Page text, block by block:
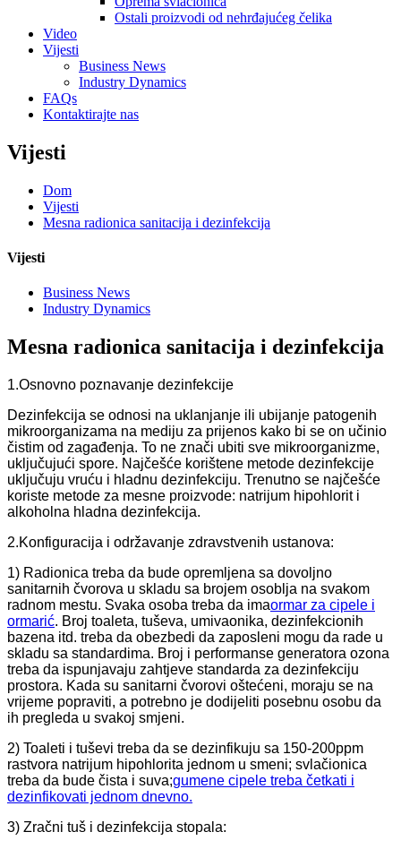
Ostali proizvodi od nehrđajućeg čelika
Video
Vijesti
Business News
Industry Dynamics
FAQs
Kontaktirajte nas
Vijesti
Dom
Vijesti
Mesna radionica sanitacija i dezinfekcija
Vijesti
Business News
Industry Dynamics
Mesna radionica sanitacija i dezinfekcija
1.Osnovno poznavanje dezinfekcije
Dezinfekcija se odnosi na uklanjanje ili ubijanje patogenih
mikroorganizama na mediju za prijenos kako bi se on učinio
čistim od zagađenja. To ne znači ubiti sve mikroorganizme,
uključujući spore. Najčešće korištene metode dezinfekcije
uključuju vruću i hladnu dezinfekciju. Trenutno se najčešće
koriste metode za mesne proizvode: natrijum hipohlorit i
alkoholna hladna dezinfekcija.
2.Konfiguracija i održavanje zdravstvenih ustanova:
1) Radionica treba da bude opremljena sa dovoljno
sanitarnih čvorova u skladu sa brojem osoblja na svakom
radnom mestu. Svaka osoba treba da imaormar za cipele i
ormarić. Broj toaleta, tuševa, umivaonika, dezinfekcionih
bazena itd. treba da obezbedi da zaposleni mogu da rade u
skladu sa standardima. Broj i performanse generatora ozona
treba da ispunjavaju zahtjeve standarda za dezinfekciju
prostora. Kada su sanitarni čvorovi oštećeni, moraju se na
vrijeme popraviti, a potrebno je dodijeliti posebnu osobu da
ih pregleda u svakoj smjeni.
2) Toaleti i tuševi treba da se dezinfikuju sa 150-200ppm
rastvora natrijum hipohlorita jednom u smeni; svlačionica
treba da bude čista i suva;gumene cipele treba četkati i
dezinfikovati jednom dnevno.
3) Zračni tuš i dezinfekcija stopala: